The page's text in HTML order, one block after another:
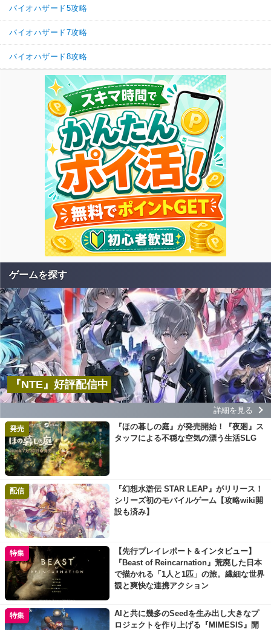
バイオハザード5攻略
バイオハザード7攻略
バイオハザード8攻略
ゲームを探す
『NTE』好評配信中
詳細を見る
発売
『ほの暮しの庭』が発売開始！『夜廻』ス
タッフによる不穏な空気の漂う生活SLG
配信
『幻想水滸伝 STAR LEAP』がリリース！
シリーズ初のモバイルゲーム【攻略wiki開
設も済み】
特集
【先行プレイレポート＆インタビュー】
『Beast of Reincarnation』荒廃した日本
で描かれる「1人と1匹」の旅。繊細な世界
観と爽快な連携アクション
特集
AIと共に幾多のSeedを生み出し大きなプ
ロジェクトを作り上げる『MIMESIS』開